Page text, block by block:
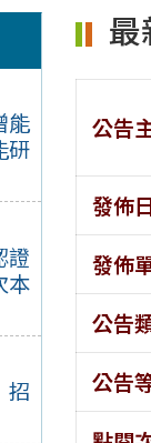
能
研
證
本
招
最
公告
發佈
發佈
公告
公告